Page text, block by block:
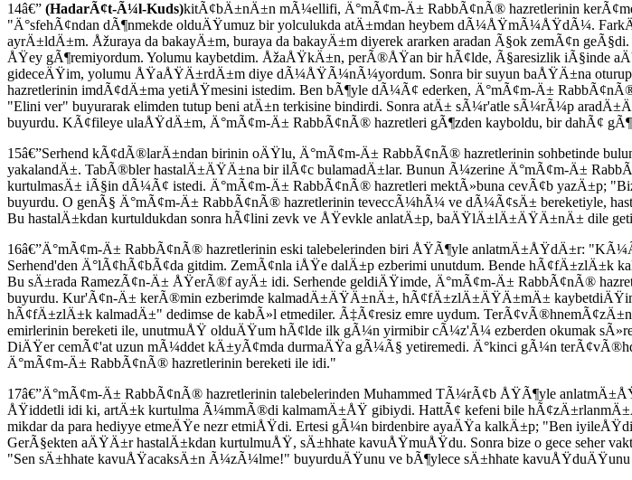
14â€” (HadarÃ¢t-Ã¼l-Kuds)kitÃ¢bÄ±nÄ±n mÃ¼ellifi, Ä°mÃ¢m-Ä± RabbÃ¢nÃ® hazretlerinin
"Ä°sfehÃ¢ndan dÃ¶nmekde olduÄŸumuz bir yolculukda atÄ±mdan heybem dÃ¼ÅŸmÃ¼ÅŸdÃ¼.
ayrÄ±ldÄ±m. Åžuraya da bakayÄ±m, buraya da bakayÄ±m diyerek ararken aradan Ã§ok zemÃ¢n
ÅŸey gÃ¶remiyordum. Yolumu kaybetdim. ÅžaÅŸkÄ±n, perÃ®ÅŸan bir hÃ¢lde, Ã§aresizlik iÃ§inde
gideceÄŸim, yolumu ÅŸaÅŸÄ±rdÄ±m diye dÃ¼ÅŸÃ¼nÃ¼yordum. Sonra bir suyun baÅŸÄ±na
hazretlerinin imdÃ¢dÄ±ma yetiÅŸmesini istedim. Ben bÃ¶yle dÃ¼Ã¢ ederken, Ä°mÃ¢m-Ä±
"Elini ver" buyurarak elimden tutup beni atÄ±n terkisine bindirdi. Sonra atÄ± sÃ¼r'atle sÃ¼rÃ¼p
buyurdu. KÃ¢fileye ulaÅŸdÄ±m, Ä°mÃ¢m-Ä± RabbÃ¢nÃ® hazretleri gÃ¶zden kayboldu, bir dahÃ¢
15â€”Serhend kÃ¢dÃ®larÄ±ndan birinin oÄŸlu, Ä°mÃ¢m-Ä± RabbÃ¢nÃ® hazretlerinin sohbetinde
yakalandÄ±. TabÃ®bler hastalÄ±ÄŸÄ±na bir ilÃ¢c bulamadÄ±lar. Bunun Ã¼zerine Ä°mÃ¢m-Ä±
kurtulmasÄ± iÃ§in dÃ¼Ã¢ istedi. Ä°mÃ¢m-Ä± RabbÃ¢nÃ® hazretleri mektÃ»buna cevÃ¢b yazÄ±p;
buyurdu. O genÃ§ Ä°mÃ¢m-Ä± RabbÃ¢nÃ® hazretlerinin teveccÃ¼hÃ¼ ve dÃ¼Ã¢sÄ± bereketiyle,
Bu hastalÄ±kdan kurtuldukdan sonra hÃ¢lini zevk ve ÅŸevkle anlatÄ±p, baÄŸlÄ±lÄ±ÄŸÄ±nÄ± dile
16â€”Ä°mÃ¢m-Ä± RabbÃ¢nÃ® hazretlerinin eski talebelerinden biri ÅŸÃ¶yle anlatmÄ±ÅŸdÄ±r:
Serhend'den Ä°lÃ¢hÃ¢bÃ¢da gitdim. ZemÃ¢nla iÅŸe dalÄ±p ezberimi unutdum. Bende hÃ¢fÄ±zlÄ±k
Bu sÄ±rada RamezÃ¢n-Ä± ÅŸerÃ®f ayÄ± idi. Serhende geldiÄŸimde, Ä°mÃ¢m-Ä± RabbÃ¢nÃ®
buyurdu. Kur'Ã¢n-Ä± kerÃ®min ezberimde kalmadÄ±ÄŸÄ±nÄ±, hÃ¢fÄ±zlÄ±ÄŸÄ±mÄ±
hÃ¢fÄ±zlÄ±k kalmadÄ±" dedimse de kabÃ»l etmediler. Ã‡Ã¢resiz emre uydum.
emirlerinin bereketi ile, unutmuÅŸ olduÄŸum hÃ¢lde ilk gÃ¼n yirmibir cÃ¼z'Ã¼ ezberden okumak
DiÄŸer cemÃ¢'at uzun mÃ¼ddet kÄ±yÃ¢mda durmaÄŸa gÃ¼Ã§ yetiremedi. Ä°kinci gÃ¼n
Ä°mÃ¢m-Ä± RabbÃ¢nÃ® hazretlerinin bereketi ile idi."
17â€”Ä°mÃ¢m-Ä± RabbÃ¢nÃ® hazretlerinin talebelerinden Muhammed TÃ¼rÃ¢b ÅŸÃ¶yle
ÅŸiddetli idi ki, artÄ±k kurtulma Ã¼mmÃ®di kalmamÄ±ÅŸ gibiydi. HattÃ¢ kefeni bile
mikdar da para hediyye etmeÄŸe nezr etmiÅŸdi. Ertesi gÃ¼n birdenbire ayaÄŸa kalkÄ±p; "Ben
GerÃ§ekten aÄŸÄ±r hastalÄ±kdan kurtulmuÅŸ, sÄ±hhate kavuÅŸmuÅŸdu. Sonra bize o gece
"Sen sÄ±hhate kavuÅŸacaksÄ±n Ã¼zÃ¼lme!" buyurduÄŸunu ve bÃ¶ylece sÄ±hhate kavuÅŸduÄŸunu